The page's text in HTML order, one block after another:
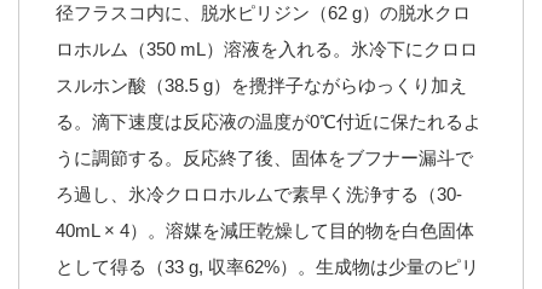
径フラスコ内に、脱水ピリジン（62 g）の脱水クロ
ロホルム（350 mL）溶液を入れる。氷冷下にクロロ
スルホン酸（38.5 g）を攪拌子ながらゆっくり加え
る。滴下速度は反応液の温度が0℃付近に保たれるよ
うに調節する。反応終了後、固体をブフナー漏斗で
ろ過し、氷冷クロロホルムで素早く洗浄する（30-
40mL × 4）。溶媒を減圧乾燥して目的物を白色固体
として得る（33 g, 収率62%）。生成物は少量のピリ